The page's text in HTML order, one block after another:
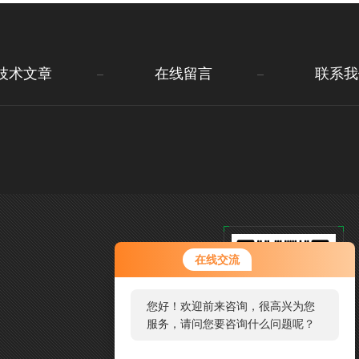
在线交流
您好！欢迎前来咨询，很高兴为您
服务，请问您要咨询什么问题呢？
术文章 在线留言 联系